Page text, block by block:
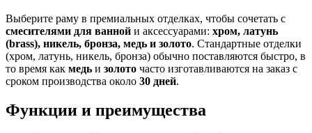
Выберите раму в премиальных отделках, чтобы сочетать с
смесителями для ванной и аксессуарами: хром, латунь
(brass), никель, бронза, медь и золото. Стандартные отделки
(хром, латунь, никель, бронза) обычно поставляются быстро, в
то время как медь и золото часто изготавливаются на заказ с
сроком производства около 30 дней.
Функции и преимущества